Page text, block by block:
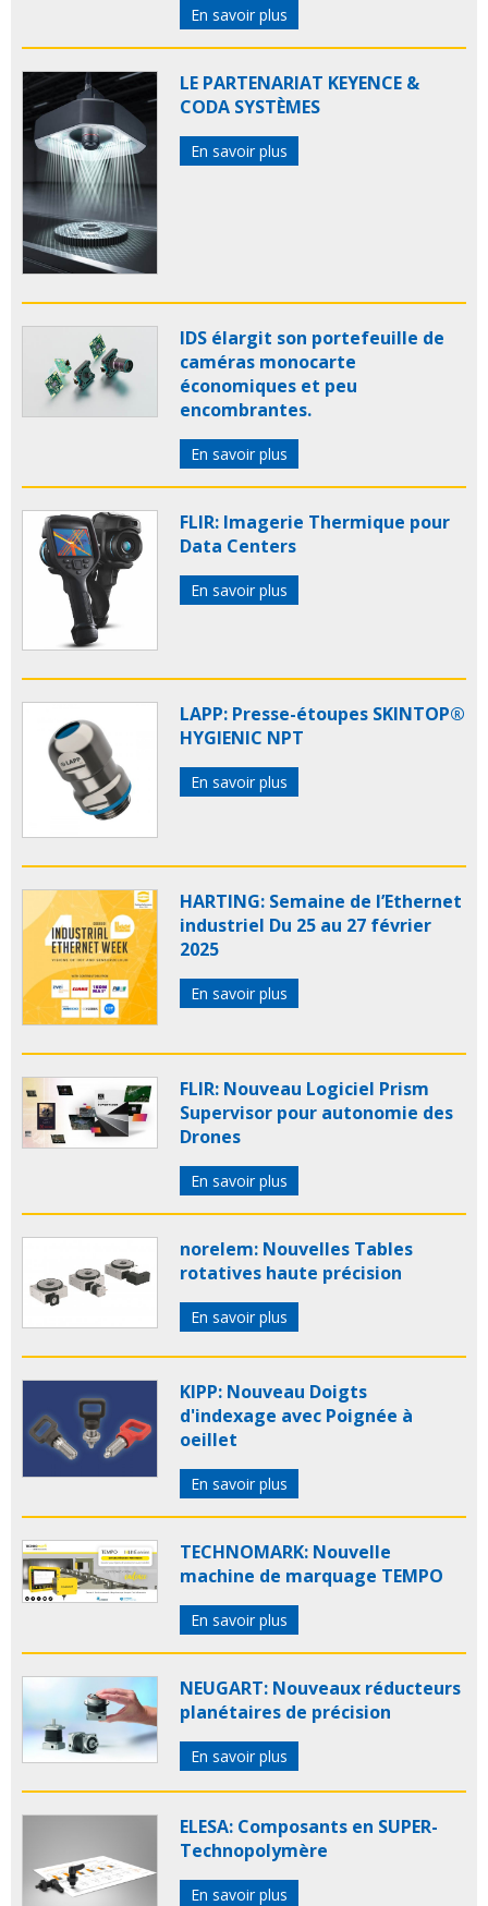
En savoir plus
LE PARTENARIAT KEYENCE &
CODA SYSTÈMES
En savoir plus
IDS élargit son portefeuille de
caméras monocarte
économiques et peu
encombrantes.
En savoir plus
FLIR: Imagerie Thermique pour
Data Centers
En savoir plus
LAPP: Presse-étoupes SKINTOP®
HYGIENIC NPT
En savoir plus
HARTING: Semaine de l’Ethernet
industriel Du 25 au 27 février
2025
En savoir plus
FLIR: Nouveau Logiciel Prism
Supervisor pour autonomie des
Drones
En savoir plus
norelem: Nouvelles Tables
rotatives haute précision
En savoir plus
KIPP: Nouveau Doigts
d'indexage avec Poignée à
oeillet
En savoir plus
TECHNOMARK: Nouvelle
machine de marquage TEMPO
En savoir plus
NEUGART: Nouveaux réducteurs
planétaires de précision
En savoir plus
ELESA: Composants en SUPER-
Technopolymère
En savoir plus